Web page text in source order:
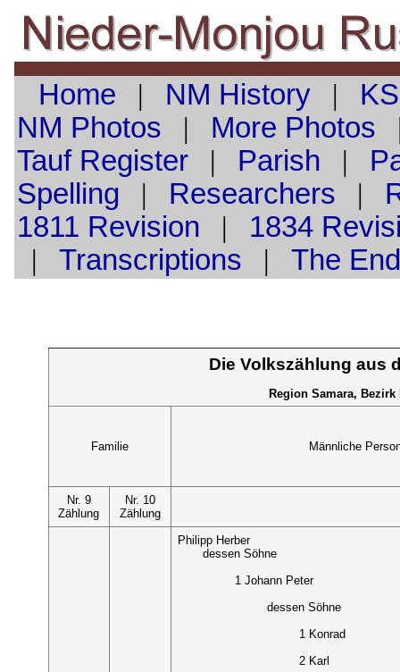
Home | NM History|
NM Photos | More Photos
TaufRegister| Parish |
Spelling | Researchers |
1811 Revision | 1834
| Transcriptions | The End
Die Volkszählung aus
Region Samara,
Familie Männliche
Nr. 9
Zählung
Nr. 10
Zählung
Philipp Herber
dessen Söhne
1 Johann Peter
dessen Söhne
1 Konrad
2 Karl